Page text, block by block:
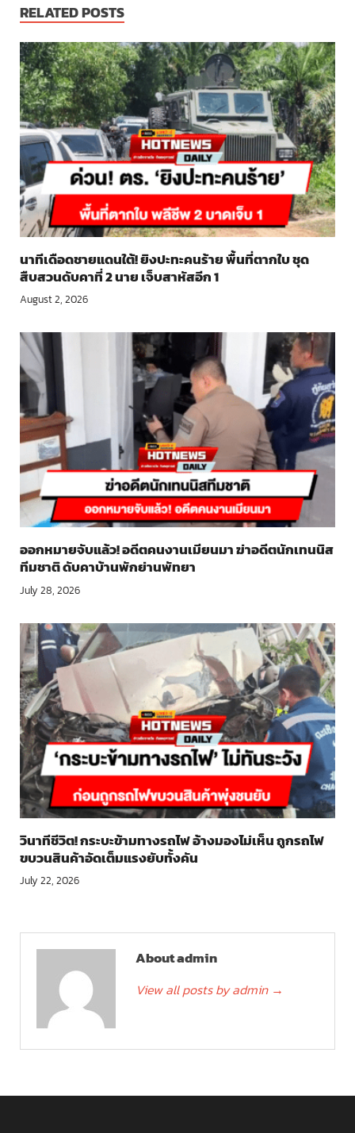
RELATED POSTS
นาทีเดือดชายแดนใต้! ยิงปะทะคนร้าย พื้นที่ตากใบ ชุด
สืบสวนดับคาที่ 2 นาย เจ็บสาหัสอีก 1
August 2, 2026
ออกหมายจับแล้ว! อดีตคนงานเมียนมา ฆ่าอดีตนักเทนนิส
ทีมชาติ ดับคาบ้านพักย่านพัทยา
July 28, 2026
วินาทีชีวิต! กระบะข้ามทางรถไฟ อ้างมองไม่เห็น ถูกรถไฟ
ขบวนสินค้าอัดเต็มแรงยับทั้งคัน
July 22, 2026
About admin
View all posts by admin →